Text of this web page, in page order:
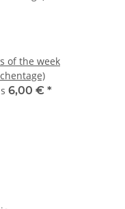
of the week
6,00 € *